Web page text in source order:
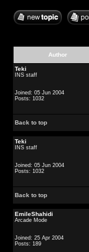
Author
Teki
INS staff
Joined: 05 Jun 2004
Posts: 1032
Back to top
Teki
INS staff
Joined: 05 Jun 2004
Posts: 1032
Back to top
EmileShahidi
Arcade Mode
Joined: 25 Apr 2004
Posts: 189